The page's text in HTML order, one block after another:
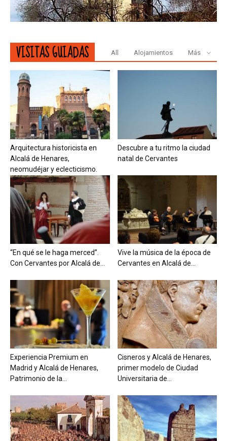
VISITAS GUIADAS All Alojamientos Más
Arquitectura historicista en
Alcalá de Henares,
neomudéjar y eclecticismo.
Descubre a tu ritmo la ciudad
natal de Cervantes
“En qué se le haga merced”.
Con Cervantes por Alcalá de...
Vive la música de la época de
Cervantes en Alcalá de...
Experiencia Premium en
Madrid y Alcalá de Henares,
Patrimonio de la...
Cisneros y Alcalá de Henares,
primer modelo de Ciudad
Universitaria de...